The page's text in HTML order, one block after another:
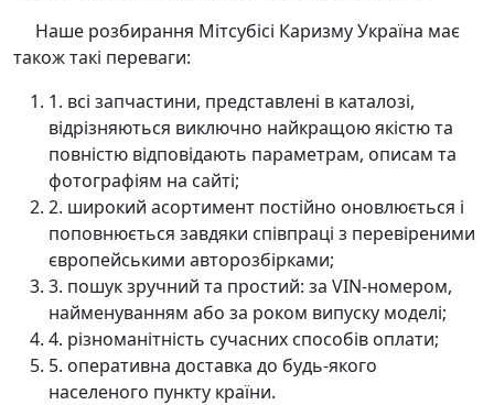
Наше розбирання Мітсубісі Каризму Україна має
також такі переваги:
1. всі запчастини, представлені в каталозі,
відрізняються виключно найкращою якістю та
повністю відповідають параметрам, описам та
фотографіям на сайті;
2. широкий асортимент постійно оновлюється і
поповнюється завдяки співпраці з перевіреними
європейськими авторозбірками;
3. пошук зручний та простий: за VIN-номером,
найменуванням або за роком випуску моделі;
4. різноманітність сучасних способів оплати;
5. оперативна доставка до будь-якого
населеного пункту країни.